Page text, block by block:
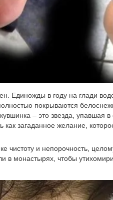
Единожды в году на глади
покрываются
– это звезда, упавшая
как загаданное желание,
чистоту и непорочность,
монастырях, чтобы